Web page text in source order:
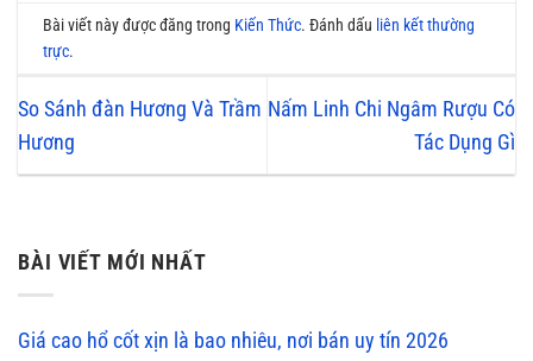
Bài viết này được đăng trong Kiến Thức. Đánh dấu liên kết thường
trực.
So Sánh đàn Hương Và Trầm
Hương
Nấm Linh Chi Ngâm Rượu Có
Tác Dụng Gì
BÀI VIẾT MỚI NHẤT
Giá cao hổ cốt xịn là bao nhiêu, nơi bán uy tín 2026